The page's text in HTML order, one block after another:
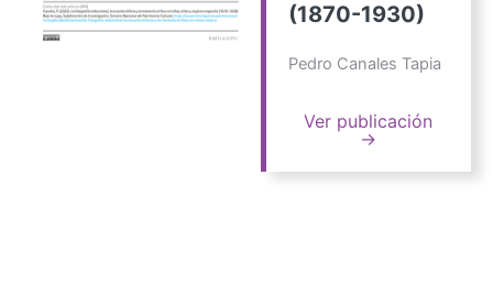
(1870-1930)
Pedro Canales Tapia
Ver publicación
→